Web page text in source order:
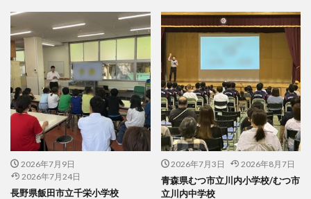
2026年7月9日
2026年7月24日
長野県飯田市立千栄小学校
2026年7月3日 2026年8月7日
青森県むつ市立川内小学校/むつ市
立川内中学校